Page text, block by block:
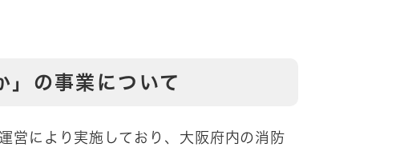
」の事業について
により実施しており、大阪府内の消防